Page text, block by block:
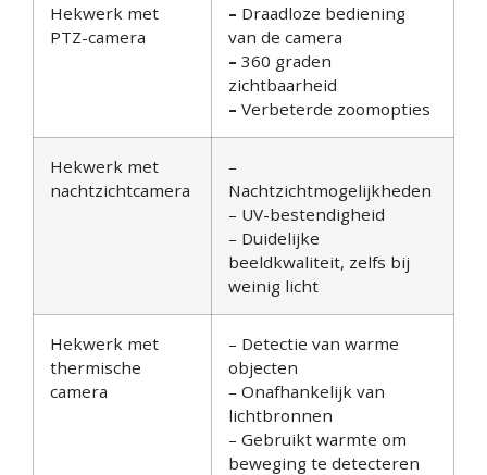
Hekwerk met
PTZ-camera
– Draadloze bediening
van de camera
– 360 graden
zichtbaarheid
– Verbeterde zoomopties
Hekwerk met
nachtzichtcamera
–
Nachtzichtmogelijkheden
– UV-bestendigheid
– Duidelijke
beeldkwaliteit, zelfs bij
weinig licht
Hekwerk met
thermische
camera
– Detectie van warme
objecten
– Onafhankelijk van
lichtbronnen
– Gebruikt warmte om
beweging te detecteren